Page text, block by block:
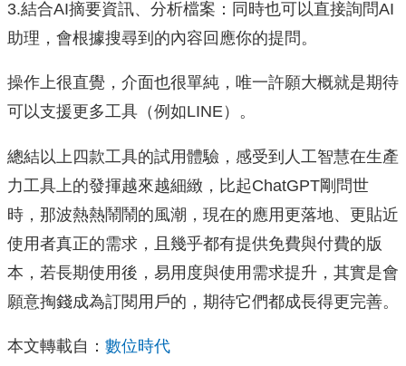
3.結合AI摘要資訊、分析檔案：同時也可以直接詢問AI
助理，會根據搜尋到的內容回應你的提問。
操作上很直覺，介面也很單純，唯一許願大概就是期待
可以支援更多工具（例如LINE）。
總結以上四款工具的試用體驗，感受到人工智慧在生產
力工具上的發揮越來越細緻，比起ChatGPT剛問世
時，那波熱熱鬧鬧的風潮，現在的應用更落地、更貼近
使用者真正的需求，且幾乎都有提供免費與付費的版
本，若長期使用後，易用度與使用需求提升，其實是會
願意掏錢成為訂閱用戶的，期待它們都成長得更完善。
本文轉載自： 數位時代